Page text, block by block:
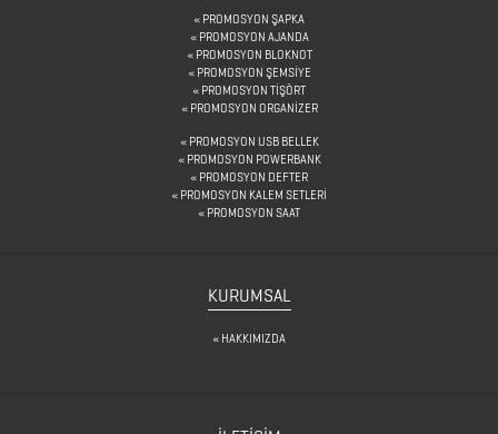
PROMOSYON ŞAPKA
PROMOSYON AJANDA
PROMOSYON BLOKNOT
PROMOSYON ŞEMSİYE
PROMOSYON TİŞÖRT
PROMOSYON ORGANİZER
PROMOSYON USB BELLEK
PROMOSYON POWERBANK
PROMOSYON DEFTER
PROMOSYON KALEM SETLERİ
PROMOSYON SAAT
KURUMSAL
HAKKIMIZDA